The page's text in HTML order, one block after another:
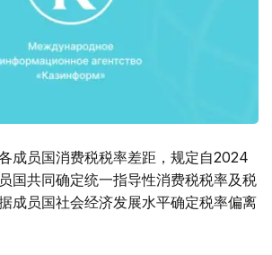
成员国消费税税率差距，规定自2024
国共同确定统一指导性消费税税率及税
成员国社会经济发展水平确定税率偏离